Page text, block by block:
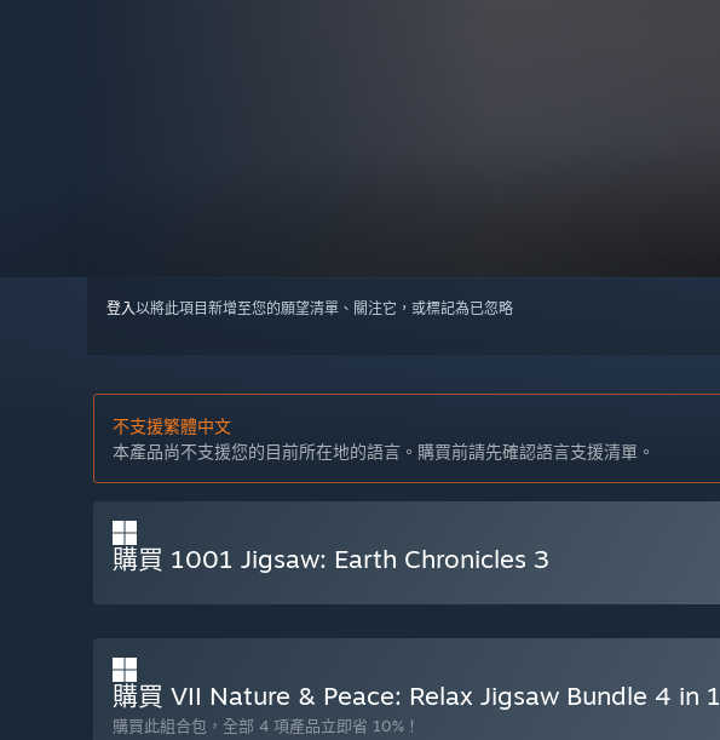
登入以將此項目新增至您的願望清單、關注它，或標記為已忽略
不支援繁體中文
本產品尚不支援您的目前所在地的語言。購買前請先確認語言支援清單。
購買 1001 Jigsaw: Earth Chronicles 3
購買 VII Nature & Peace: Relax Jigsaw Bundle 4 in 1
購買此組合包，全部 4 項產品立即省 10%！